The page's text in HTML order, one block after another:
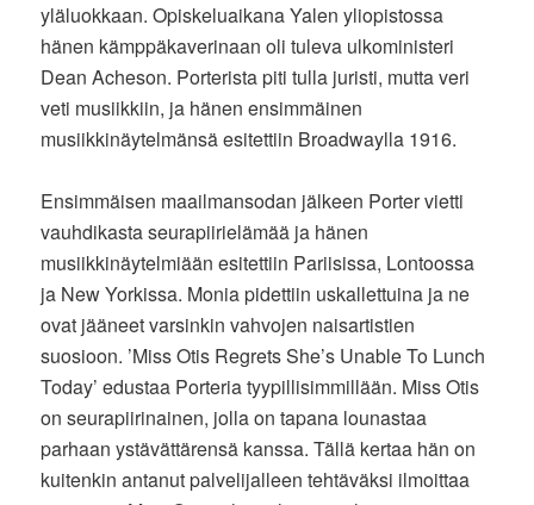
yläluokkaan. Opiskeluaikana Yalen yliopistossa
hänen kämppäkaverinaan oli tuleva ulkoministeri
Dean Acheson. Porterista piti tulla juristi, mutta veri
veti musiikkiin, ja hänen ensimmäinen
musiikkinäytelmänsä esitettiin Broadwaylla 1916.
Ensimmäisen maailmansodan jälkeen Porter vietti
vauhdikasta seurapiirielämää ja hänen
musiikkinäytelmiään esitettiin Pariisissa, Lontoossa
ja New Yorkissa. Monia pidettiin uskallettuina ja ne
ovat jääneet varsinkin vahvojen naisartistien
suosioon. ’Miss Otis Regrets She’s Unable To Lunch
Today’ edustaa Porteria tyypillisimmillään. Miss Otis
on seurapiirinainen, jolla on tapana lounastaa
parhaan ystävättärensä kanssa. Tällä kertaa hän on
kuitenkin antanut palvelijalleen tehtäväksi ilmoittaa